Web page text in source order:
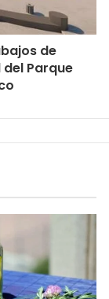
de
Parque